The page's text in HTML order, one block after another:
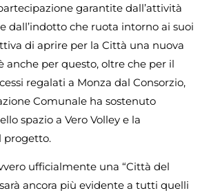
garantite dall’attività
dall’indotto che ruota intorno ai suoi
di aprire per la Città una nuova
anche per questo, oltre che per il
regalati a Monza dal Consorzio,
Comunale ha sostenuto
spazio a Vero Volley e la
progetto.
ufficialmente una “Città del
ancora più evidente a tutti quelli